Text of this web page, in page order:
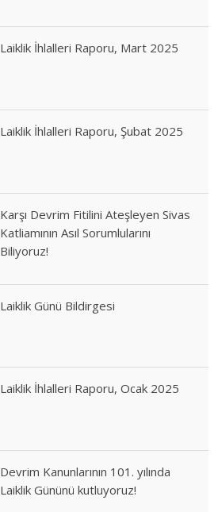
Laiklik İhlalleri Raporu, Mart 2025
Laiklik İhlalleri Raporu, Şubat 2025
Karşı Devrim Fitilini Ateşleyen Sivas
Katliamının Asıl Sorumlularını
Biliyoruz!
Laiklik Günü Bildirgesi
Laiklik İhlalleri Raporu, Ocak 2025
Devrim Kanunlarının 101. yılında
Laiklik Gününü kutluyoruz!